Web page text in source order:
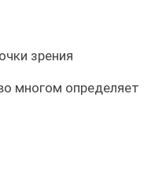
зрения
многом определяет